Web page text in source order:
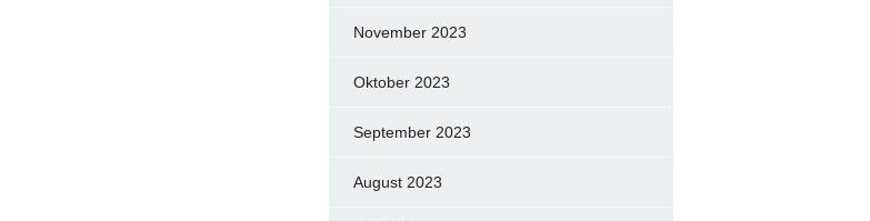
November 2023
Oktober 2023
September 2023
August 2023